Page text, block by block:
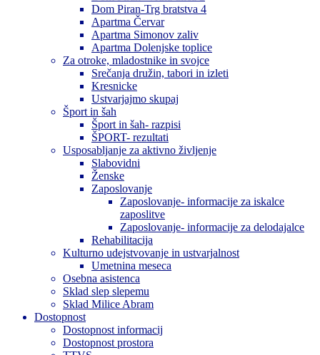
Dom Piran-Trg bratstva 4
Apartma Červar
Apartma Simonov zaliv
Apartma Dolenjske toplice
Za otroke, mladostnike in svojce
Srečanja družin, tabori in izleti
Kresnicke
Ustvarjajmo skupaj
Šport in šah
Šport in šah- razpisi
ŠPORT- rezultati
Usposabljanje za aktivno življenje
Slabovidni
Ženske
Zaposlovanje
Zaposlovanje- informacije za iskalce
zaposlitve
Zaposlovanje- informacije za delodajalce
Rehabilitacija
Kulturno udejstvovanje in ustvarjalnost
Umetnina meseca
Osebna asistenca
Sklad slep slepemu
Sklad Milice Abram
Dostopnost
Dostopnost informacij
Dostopnost prostora